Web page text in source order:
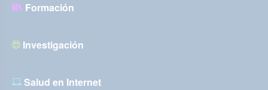
Formación
Investigación
Salud en Internet